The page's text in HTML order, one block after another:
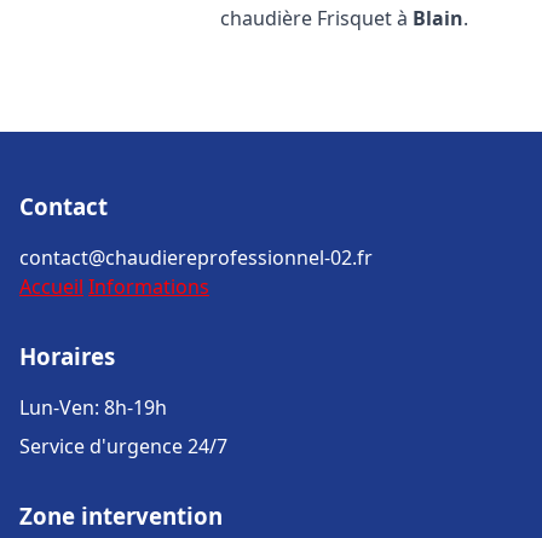
chaudière Frisquet à Blain.
Contact
contact@chaudiereprofessionnel-02.fr
Accueil Informations
Horaires
Lun-Ven: 8h-19h
Service d'urgence 24/7
Zone intervention